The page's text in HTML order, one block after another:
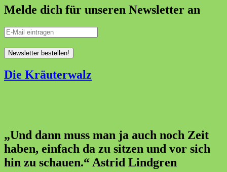
Melde dich für unseren Newsletter an
Die Kräuterwalz
„Und dann muss man ja auch noch Zeit
haben, einfach da zu sitzen und vor sich
hin zu schauen.“ Astrid Lindgren